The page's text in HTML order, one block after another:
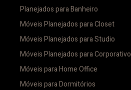
Planejados para Banheiro
Móveis Planejados para Closet
Móveis Planejados para Studio
Móveis Planejados para Corporativo
Móveis para Home Office
Móveis para Dormitórios